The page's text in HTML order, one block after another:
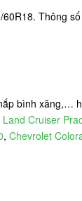
Thông
bình xăng,…
Land Cruiser
, Chevrolet